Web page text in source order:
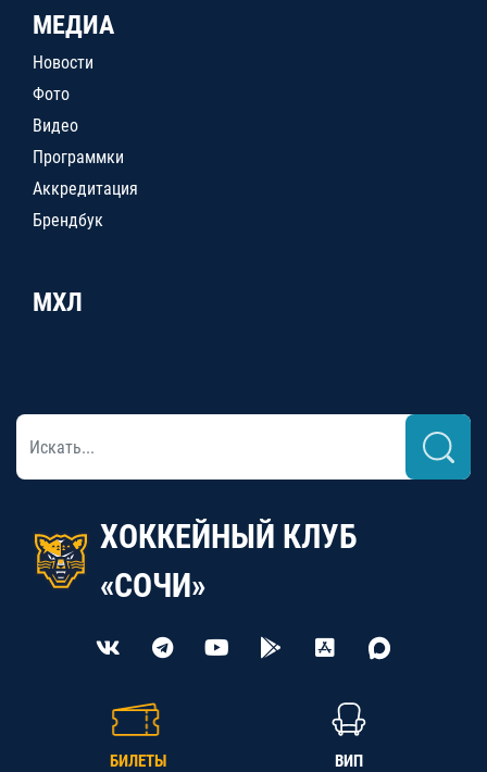
МЕДИА
Новости
Фото
Видео
Программки
Аккредитация
Брендбук
МХЛ
ХОККЕЙНЫЙ КЛУБ
«СОЧИ»
БИЛЕТЫ ВИП